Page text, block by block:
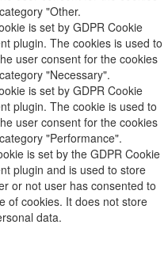
"Other.
is set by GDPR Cookie
plugin. The cookies is used to
user consent for the cookies
"Necessary".
is set by GDPR Cookie
plugin. The cookie is used to
user consent for the cookies
"Performance".
is set by the GDPR Cookie
plugin and is used to store
or not user has consented to
of cookies. It does not store
data.